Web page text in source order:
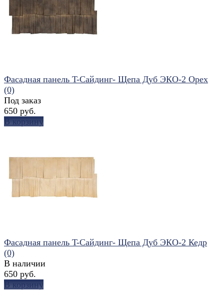
избранное сравнить
сравнить
Фасадная панель T-Сайдинг- Щепа Дуб ЭКО-2 Орех
(0)
Под заказ
650 руб.
В корзину
Фасадная панель T-Сайдинг- Щепа Дуб ЭКО-2 Кедр
(0)
В наличии
650 руб.
В корзину